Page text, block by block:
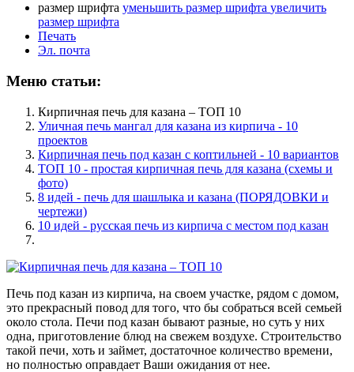
размер шрифта уменьшить размер шрифта увеличить
размер шрифта
Печать
Эл. почта
Меню статьи:
Кирпичная печь для казана – ТОП 10
Уличная печь мангал для казана из кирпича - 10
проектов
Кирпичная печь под казан с коптильней - 10 вариантов
ТОП 10 - простая кирпичная печь для казана (схемы и
фото)
8 идей - печь для шашлыка и казана (ПОРЯДОВКИ и
чертежи)
10 идей - русская печь из кирпича с местом под казан
Печь под казан из кирпича, на своем участке, рядом с домом,
это прекрасный повод для того, что бы собраться всей семьей
около стола. Печи под казан бывают разные, но суть у них
одна, приготовление блюд на свежем воздухе. Строительство
такой печи, хоть и займет, достаточное количество времени,
но полностью оправдает Ваши ожидания от нее.